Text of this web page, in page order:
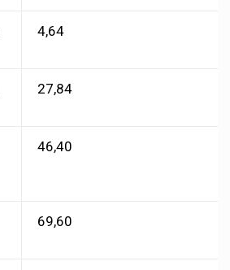
4,64
27,84
46,40
69,60